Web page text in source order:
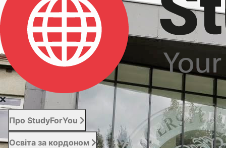
Про StudyForYou
Освіта за кордоном